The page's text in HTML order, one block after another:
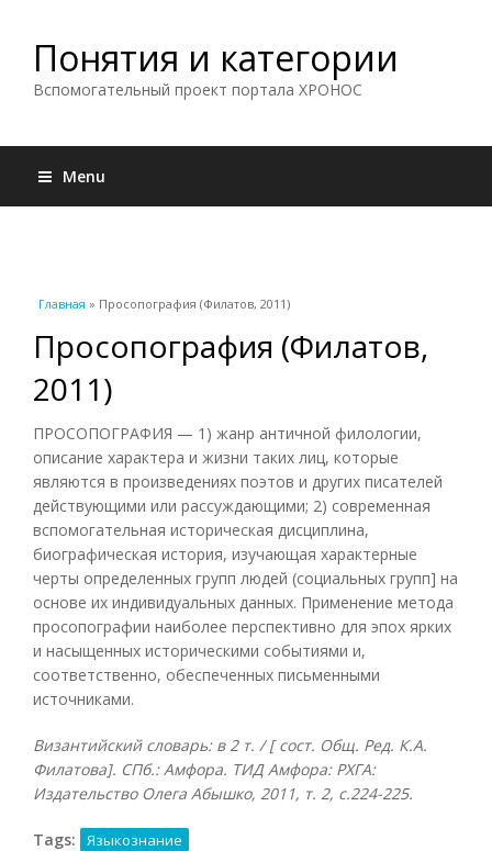
Понятия и категории
Вспомогательный проект портала ХРОНОС
Menu
Вы здесь
Главная » Просопография (Филатов, 2011)
Просопография (Филатов,
2011)
ПРОСОПОГРАФИЯ — 1) жанр античной филологии,
описание характера и жизни таких лиц, которые
являются в произведениях поэтов и других писателей
действующими или рассуждающими; 2) современная
вспомогательная историческая дисциплина,
биографическая история, изучающая характерные
черты определенных групп людей (социальных групп] на
основе их индивидуальных данных. Применение метода
просопографии наиболее перспективно для эпох ярких
и насыщенных историческими событиями и,
соответственно, обеспеченных письменными
источниками.
Византийский словарь: в 2 т. / [ сост. Общ. Ред. К.А.
Филатова]. СПб.: Амфора. ТИД Амфора: РХГА:
Издательство Олега Абышко, 2011, т. 2, с.224-225.
Tags: Языкознание